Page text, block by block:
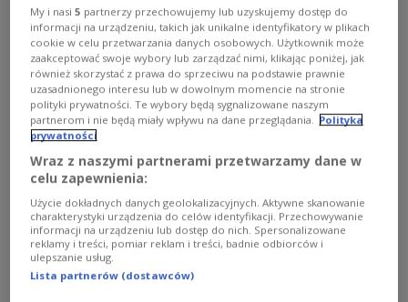
na rynku. Gościem Marty Hoppe jest Paweł Kacperek z
Polskiego Radia Kierowców.
Zobacz więcej na temat:Czwórka samochody elektryczne
samochody samochody hybrydowe elektromobilność
ekologia
ruch drogowy kierowca Marta Hoppe
My i nasi5 partnerzy przechowujemy lub uzyskujemy dostęp do
informacji na urządzeniu, takich jak unikalne identyfikatory w plikach
cookie w celu przetwarzania danych osobowych. Użytkownik może
zaakceptować swoje wybory lub zarządzać nimi, klikając poniżej, jak
również skorzystać z prawa do sprzeciwu na podstawie prawnie
uzasadnionego interesu lub w dowolnym momencie na stronie
polityki prywatności. Te wybory będą sygnalizowane naszym
partnerom i nie będą miały wpływu na dane przeglądania.
Polityka
prywatności
Wraz z naszymi partnerami przetwarzamy dane w
celu zapewnienia:
Użycie dokładnych danych geolokalizacyjnych. Aktywne skanowanie
charakterystyki urządzenia do celów identyfikacji. Przechowywanie
informacji na urządzeniu lub dostęp do nich. Spersonalizowane
reklamy i treści, pomiar reklam i treści, badnie odbiorców i
ulepszanie usług.
Lista partnerów (dostawców)